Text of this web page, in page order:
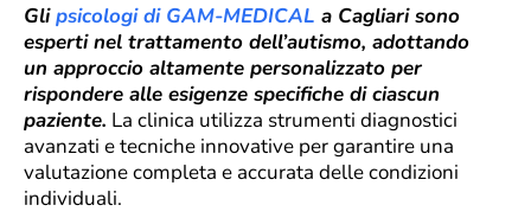
Glipsicologi di GAM-MEDICAL a Cagliari sono
esperti nel trattamento dell’autismo, adottando
un approccio altamente personalizzato per
rispondere alle esigenze specifiche di ciascun
paziente. La clinica utilizza strumenti diagnostici
avanzati e tecniche innovative per garantire una
valutazione completa e accurata delle condizioni
individuali.